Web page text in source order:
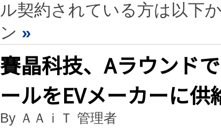
ル契約されている方は以下
ン »
賽晶科技、Aラウンド
ールをEVメーカーに供
By ＡＡｉＴ 管理者